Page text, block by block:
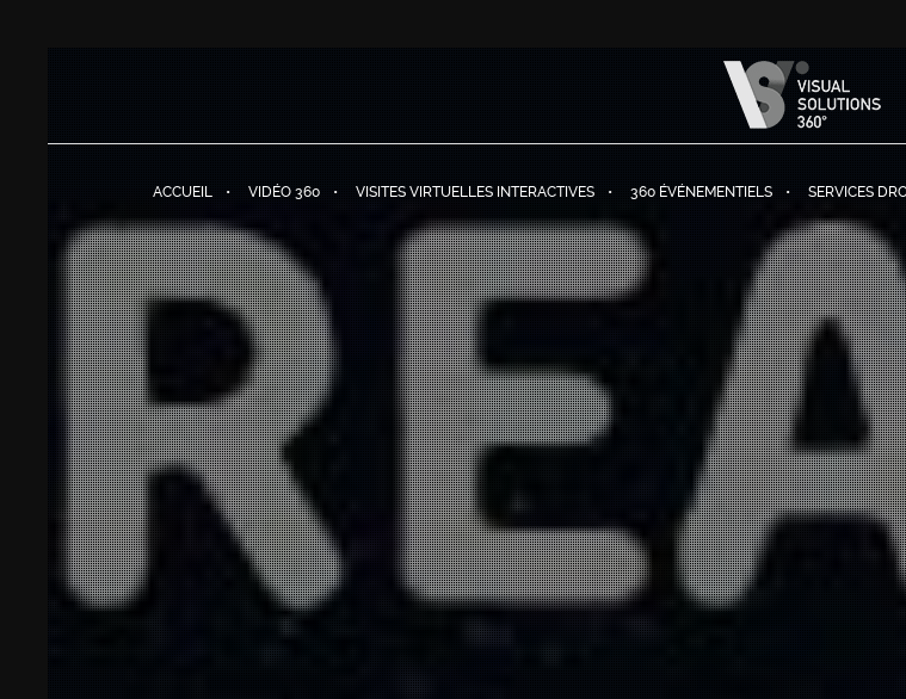
ACCUEIL VIDÉO 360 VISITES VIRTUELLES INTERACTIVES 360 ÉVÉNEMENTIELS SERVICES